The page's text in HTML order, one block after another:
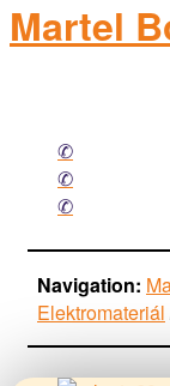
Martel
Facebook
Mail
Phone
Navigation:
Elektromateriál